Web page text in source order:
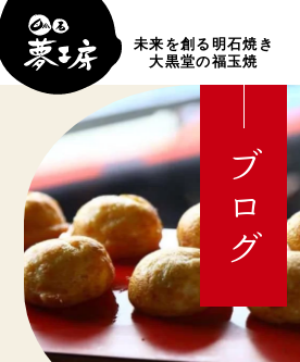
未来を創る明石焼き
大黒堂の福玉焼
ブログ